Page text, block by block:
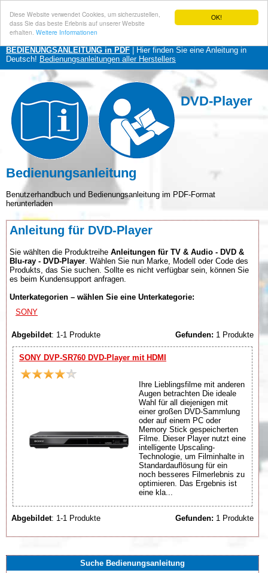
OK!
Diese Website verwendet Cookies, um sicherzustellen,
dass Sie das beste Erlebnis auf unserer Website
erhalten. Weitere Informationen
BEDIENUNGSANLEITUNG in PDF | Hier finden Sie eine Anleitung in
Deutsch! Bedienungsanleitungen aller Herstellers
DVD-Player
Bedienungsanleitung
Benutzerhandbuch und Bedienungsanleitung im PDF-Format
herunterladen
Anleitung für DVD-Player
Sie wählten die Produktreihe Anleitungen für TV & Audio - DVD &
Blu-ray - DVD-Player . Wählen Sie nun Marke, Modell oder Code des
Produkts, das Sie suchen. Sollte es nicht verfügbar sein, können Sie
es beim Kundensupport anfragen.
Unterkategorien – wählen Sie eine Unterkategorie:
SONY
Abgebildet: 1-1 Produkte Gefunden: 1 Produkte
SONY DVP-SR760 DVD-Player mit HDMI
Ihre Lieblingsfilme mit anderen
Augen betrachten Die ideale
Wahl für all diejenigen mit
einer großen DVD-Sammlung
oder auf einem PC oder
Memory Stick gespeicherten
Filme. Dieser Player nutzt eine
intelligente Upscaling-
Technologie, um Filminhalte in
Standardauflösung für ein
noch besseres Filmerlebnis zu
optimieren. Das Ergebnis ist
eine kla...
Abgebildet: 1-1 Produkte Gefunden: 1 Produkte
Suche Bedienungsanleitung